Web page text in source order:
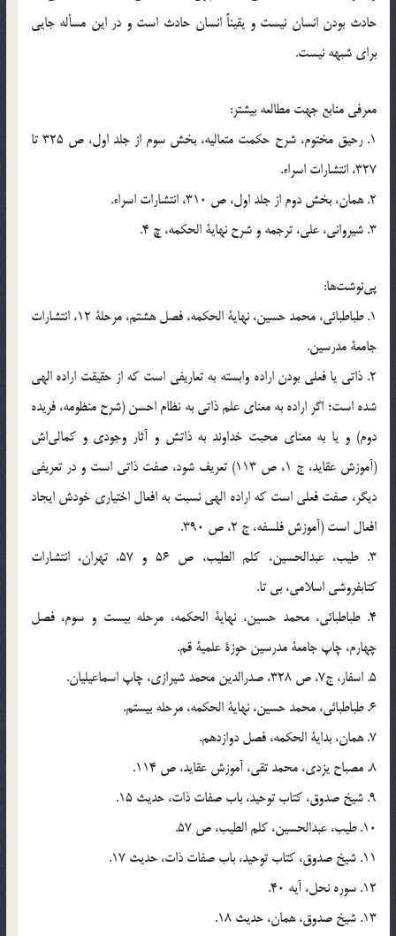
حادث بودن انسان نيست و يقيناً انسان حادث است و در این مسأله جايي
براي شبهه نيست.
معرفي منابع جهت مطالعه بيشتر:
1. رحيق مختوم، شرح حكمت متعاليه، بخش سوم از جلد اول، ص 325 تا
327، انتشارات اسراء.
2. همان، بخش دوم از جلد اول، ص 310، انتشارات اسراء.
3. شيرواني، علي، ترجمه و شرح نهاية الحكمه، چ 4.
پي‌نوشت‌ها:
1. طباطبائي، محمد حسين، نهاية الحكمه، فصل هشتم، مرحلة 12، انتشارات
جامعة مدرسين.
2. ذاتي يا فعلي بودن اراده وابسته به تعاريفي است كه از حقيقت اراده الهي
شده است؛ اگر اراده به معنای علم ذاتي به نظام احسن (شرح منظومه، فريده
دوم) و يا به معناي محبت خداوند به ذاتش و آثار وجودي و كمالي‌اش
(آموزش عقايد، ج 1، ص 113) تعريف شود، صفت ذاتي است و در تعريفي
ديگر، صفت فعلي است كه اراده الهي نسبت به افعال اختياري خودش ايجاد
افعال است (آموزش فلسفه، ج 2، ص 390.
3. طيب، عبدالحسين، كلم الطيب، ص 56 و 57، تهران، انتشارات
كتابفروشي اسلامي، بي تا.
4. طباطبائي، محمد حسين، نهاية الحكمه، مرحله بيست و سوم، فصل
چهارم، چاپ جامعة مدرسين حوزة علمية قم.
5. اسفار، ج7، ص 328، صدرالدين محمد شيرازي، چاپ اسماعيليان.
6. طباطبائي، محمد حسين، نهاية الحكمه، مرحله بيستم.
7. همان، بداية الحكمه، فصل دوازدهم.
8. مصباح يزدي، محمد تقي، آموزش عقايد، ص 114.
9. شيخ صدوق، كتاب توحيد، باب صفات ذات، حديث 15.
10. طيب، عبدالحسين، كلم الطيب، ص 57.
11. شيخ صدوق، كتاب توحيد، باب صفات ذات، حديث 17.
12. سوره نحل، آيه 40.
13. شيخ صدوق، همان، حديث 18.